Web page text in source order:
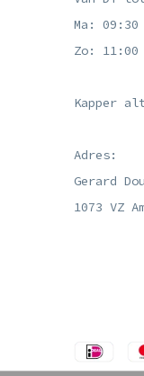
Ma:
Zo:
Kapper
Adres:
Gerard
1073 VZ